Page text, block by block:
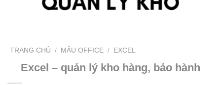
TRANG CHỦ / MẪU OFFICE / EXCEL
Excel – quản lý kho hàng, bảo hành